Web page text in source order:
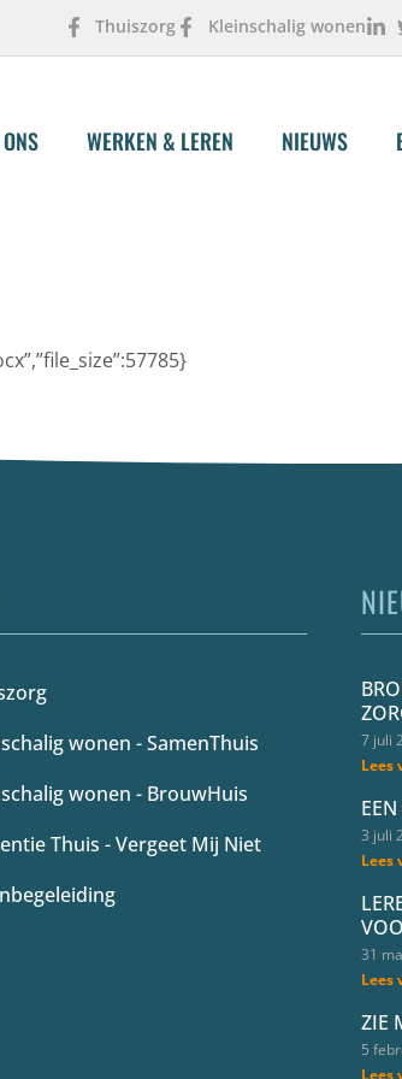
Thuiszorg Kleinschalig wonen
WERKEN & LEREN NIEUWS
wonen - SamenThuis
wonen - BrouwHuis
Thuis - Vergeet Mij Niet
7 juli
Lees
3 juli
Lees
31
Lees
ZIE
5